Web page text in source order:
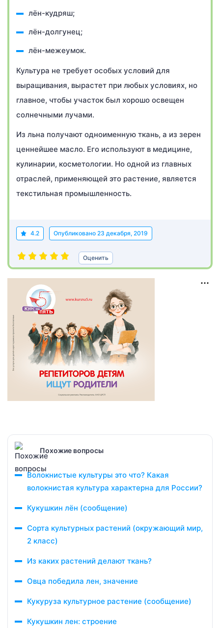
лён-кудряш;
лён-долгунец;
лён-межеумок.
Культура не требует особых условий для
выращивания, вырастет при любых условиях, но
главное, чтобы участок был хорошо освещен
солнечными лучами.
Из льна получают одноименную ткань, а из зерен
ценнейшее масло. Его используют в медицине,
кулинарии, косметологии. Но одной из главных
отраслей, применяющей это растение, является
текстильная промышленность.
4.2 Опубликовано 23 декабря, 2019
Оценить
Похожие вопросы
Волокнистые культуры это что? Какая
волокнистая культура характерна для России?
Кукушкин лён (сообщение)
Сорта культурных растений (окружающий мир,
2 класс)
Из каких растений делают ткань?
Овца победила лен, значение
Кукуруза культурное растение (сообщение)
Кукушкин лен: строение